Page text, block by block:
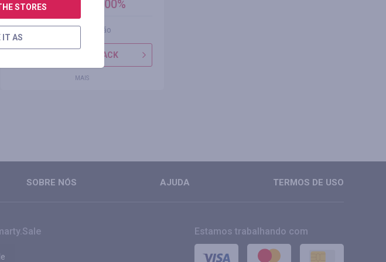
até até 2.00%
1 avaliação
OBTER CASHBACK
MAIS
SOBRE NÓS AJUDA TERMOS DE USO
Estamos trabalhando com
STORES
IT AS